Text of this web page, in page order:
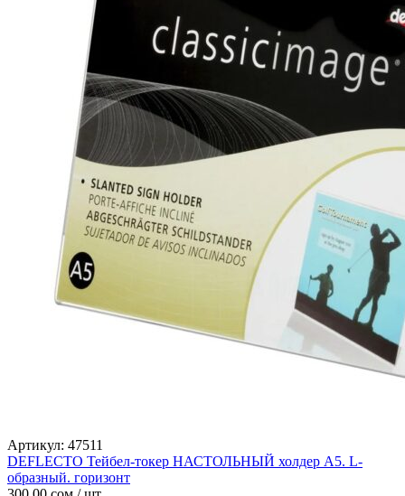
Артикул: 47511
DEFLECTO Тейбел-токер НАСТОЛЬНЫЙ холдер А5. L-
образный. горизонт